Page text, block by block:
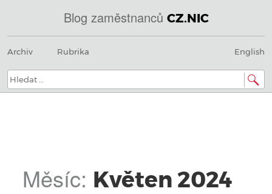
Blog zaměstnanců CZ.NIC
@
IN
SOA
nic.cz.
Menu
na
Archiv Rubrika English
Hledat:
Měsíc: Květen 2024